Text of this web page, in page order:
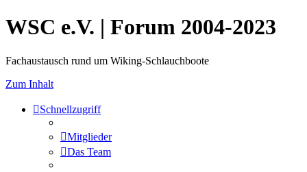
WSC e.V. | Forum 2004-2023
Fachaustausch rund um Wiking-Schlauchboote
Zum Inhalt
Schnellzugriff
Mitglieder
Das Team